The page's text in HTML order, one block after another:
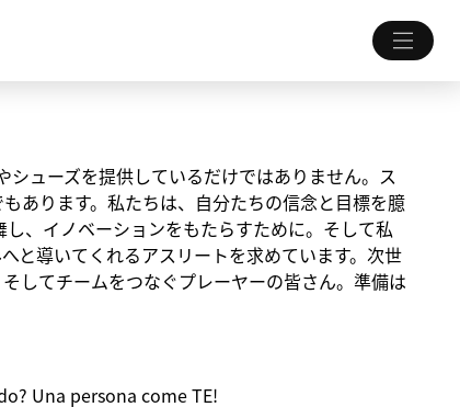
ューズを提供しているだけではありません。ス
あります。私たちは、自分たちの信念と目標を臆
、イノベーションをもたらすために。そして私
と導いてくれるアスリートを求めています。次世
してチームをつなぐプレーヤーの皆さん。準備は
Una persona come TE!